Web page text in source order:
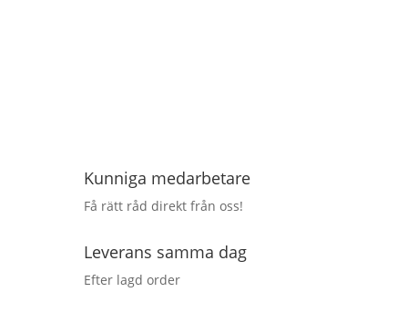
Kunniga medarbetare
Få rätt råd direkt från oss!
Leverans samma dag
Efter lagd order